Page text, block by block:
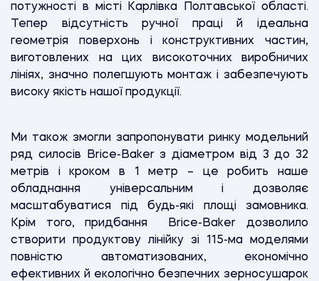
потужності в місті Карлівка Полтавської області.
Тепер відсутність ручної праці й ідеальна
геометрія поверхонь і конструктивних частин,
виготовлених на цих високоточних виробничих
лініях, значно полегшують монтаж і забезпечують
високу якість нашої продукції.
Ми також змогли запропонувати ринку модельний
ряд силосів Brice-Baker з діаметром від 3 до 32
метрів і кроком в 1 метр – це робить наше
обладнання універсальним і дозволяє
масштабуватися під будь-які площі замовника.
Крім того, придбання Brice-Baker дозволило
створити продуктову лінійку зі 115-ма моделями
повністю автоматизованих, економічно
ефективних й екологічно безпечних зерносушарок